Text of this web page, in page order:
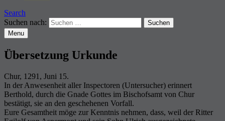
Search
Suchen nach:
Menu
Übersetzung Urkunde
Chur, 1291, Juni 15.
In der Anwesenheit aller Inspectoren (Untersucher) erinnert
Berthold, durch die Gnade Gottes im Bischofsamt von Chur
bestätigt, sie an den geschehenen Vorfall.
Eure Gesamtheit möge zur Kenntnis nehmen, dass, weil der Ritter